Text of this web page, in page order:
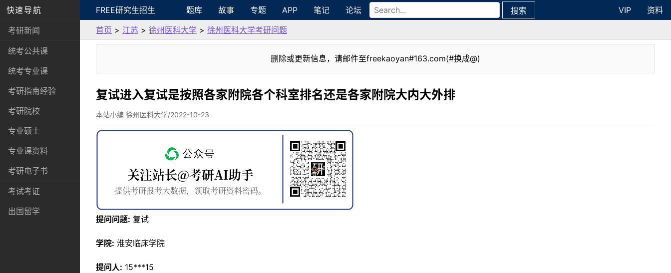
快速导航
考研新闻
统考公共课
统考专业课
考研指南经验
考研院校
专业硕士
专业课资料
考研电子书
考试考证
出国留学
FREE研究生招生 题库 故事 专题 APP 笔记 论坛 搜索 VIP
资料
首页 > 江苏 > 徐州医科大学 > 徐州医科大学考研问题
删除或更新信息，请邮件至freekaoyan#163.com(#换成@)
复试进入复试是按照各家附院各个科室排名还是各家附院大内大外排
本站小编 徐州医科大学/2022-10-23
提问问题: 复试
学院: 淮安临床学院
提问人: 15***15